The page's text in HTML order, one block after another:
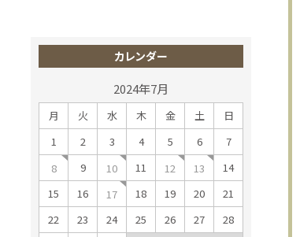
カレンダー
2024年7月
月 火 水 木 金 土 日
1 2 3 4 5 6
7
8
9 10 11 12 13
14
15
16 17 18 19 20
21
22
23 24 25 26 27
28